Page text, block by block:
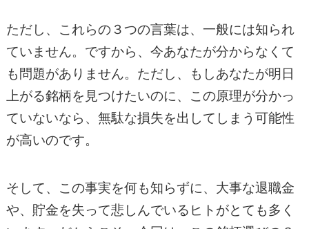
ただし、これらの３つの言葉は、一般には知られ
ていません。ですから、今あなたが分からなくて
も問題がありません。ただし、もしあなたが明日
上がる銘柄を見つけたいのに、この原理が分かっ
ていないなら、無駄な損失を出してしまう可能性
が高いのです。
そして、この事実を何も知らずに、大事な退職金
や、貯金を失って悲しんでいるヒトがとても多く